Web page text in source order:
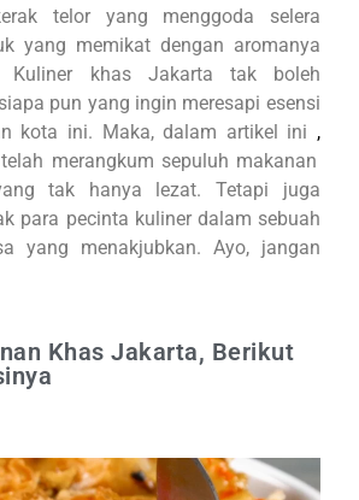
telor yang menggoda selera
yang memikat dengan aromanya
Kuliner khas Jakarta tak boleh
pun yang ingin meresapi esensi
kota ini. Maka, dalam artikel ini ,
merangkum sepuluh makanan
tak hanya lezat. Tetapi juga
para pecinta kuliner dalam sebuah
yang menakjubkan. Ayo, jangan
Khas Jakarta, Berikut